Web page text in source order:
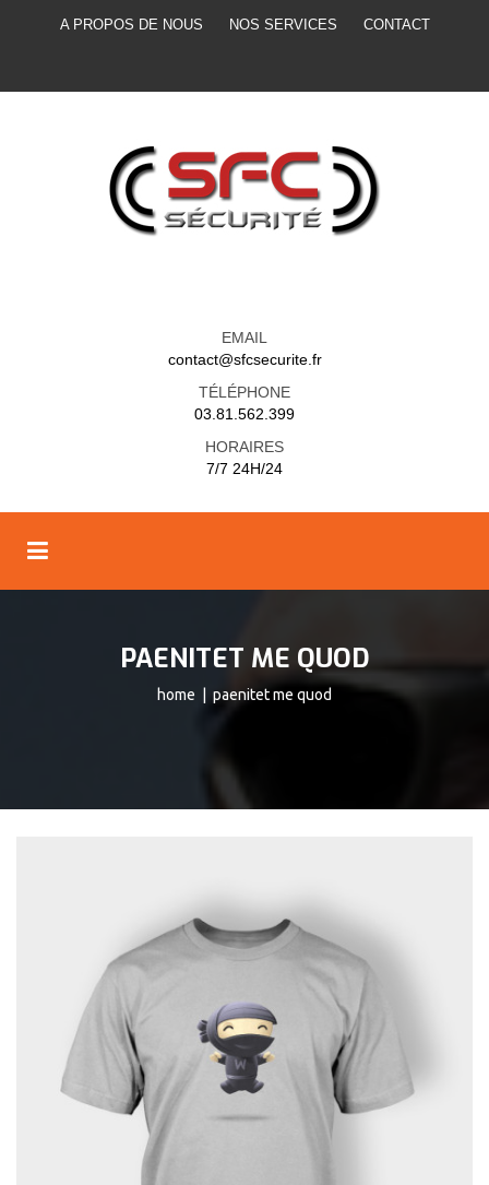
A PROPOS DE NOUS NOS SERVICES CONTACT
EMAIL
contact@sfcsecurite.fr
TÉLÉPHONE
03.81.562.399
HORAIRES
7/7 24H/24
PAENITET ME QUOD
home | paenitet me quod